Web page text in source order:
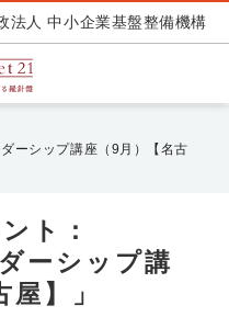
法人 中小企業基盤整備機構
ーシップ講座（9月）【名古
ト：
ーシップ講
】」